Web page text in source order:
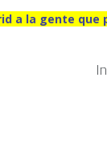
a la gente que